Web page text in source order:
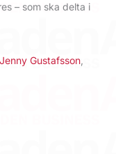
– som ska delta i
Jenny Gustafsson,